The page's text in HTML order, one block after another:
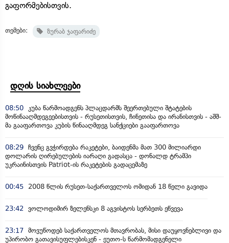
გაფორმებისთვის.
თემები: ზურაბ ჯაფარიძე
დღის სიახლეები
08:50 კუბა წარმოადგენს პლაცდარმს შეერთებული შტატების
მოწინააღმდეგეებისთვის - რუსეთისთვის, ჩინეთისა და ირანისთვის - აშშ-
მა გააფართოვა კუბის წინააღმდეგ სანქციები გააფართოვა
08:29 ჩვენც გვჭირდება რაკეტები, ბაიდენმა მათ 300 მილიარდი
დოლარის ღირებულების იარაღი გადასცა - დონალდ ტრამპი
უკრაინისთვის Patriot-ის რაკეტების გადაცემაზე
00:45 2008 წლის რუსეთ-საქართველოს ომიდან 18 წელი გავიდა
23:42 ვოლოდიმირ ზელენსკი 8 აგვისტოს სერბეთს ეწვევა
23:17 მოვუწოდებ საქართველოს მთავრობას, მისი დაუყოვნებლივი და
უპირობო გათავისუფლებისკენ - ეუთო-ს წარმომადგენელი